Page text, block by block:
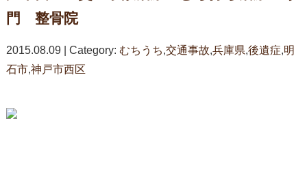
門 整骨院
2015.08.09 | Category: むちうち,交通事故,兵庫県,後遺症,明
石市,神戸市西区